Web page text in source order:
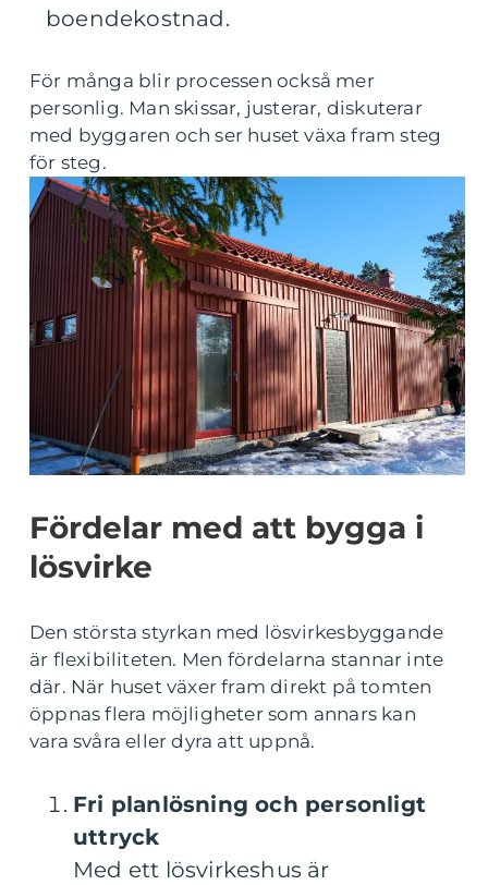
boendekostnad.
För många blir processen också mer
personlig. Man skissar, justerar, diskuterar
med byggaren och ser huset växa fram steg
för steg.
Fördelar med att bygga i
lösvirke
Den största styrkan med lösvirkesbyggande
är flexibiliteten. Men fördelarna stannar inte
där. När huset växer fram direkt på tomten
öppnas flera möjligheter som annars kan
vara svåra eller dyra att uppnå.
Fri planlösning och personligt
uttryck
Med ett lösvirkeshus är